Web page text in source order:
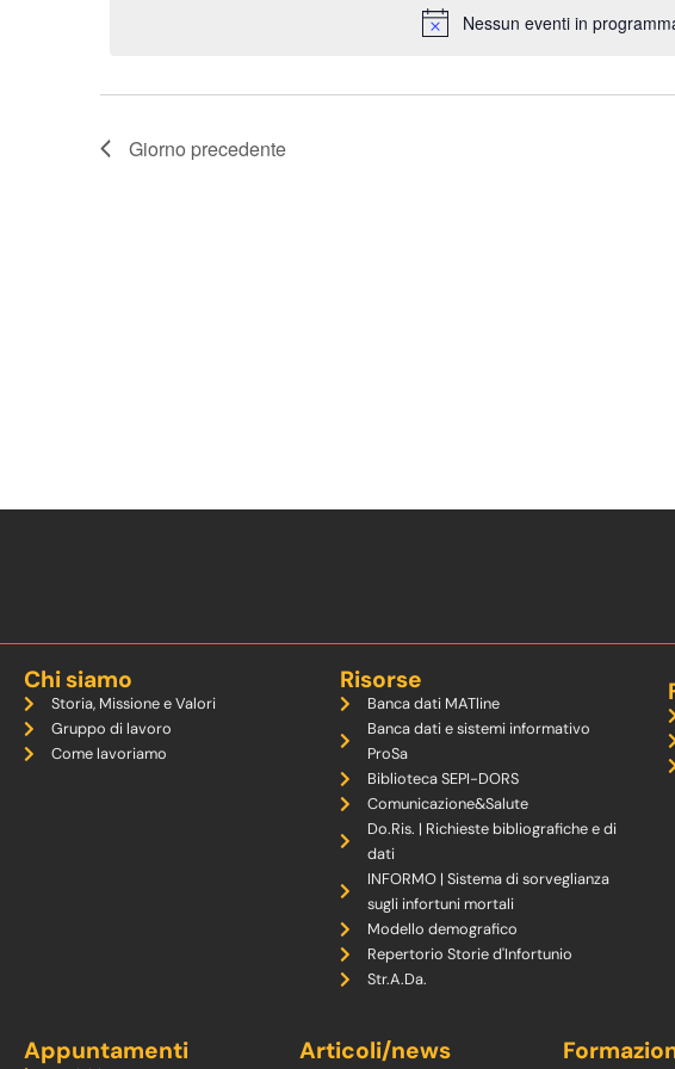
Nessun eventi in
Giorno precedente
Chi siamo
Storia, Missione e Valori
Gruppo di lavoro
Come lavoriamo
Risorse
Banca dati MATline
Banca dati e sistemi informativo
ProSa
Biblioteca SEPI-DORS
Comunicazione&Salute
Do.Ris. | Richieste bibliografiche e di
dati
INFORMO | Sistema di sorveglianza
sugli infortuni mortali
Modello demografico
Repertorio Storie d'Infortunio
Str.A.Da.
Appuntamenti Articoli/news